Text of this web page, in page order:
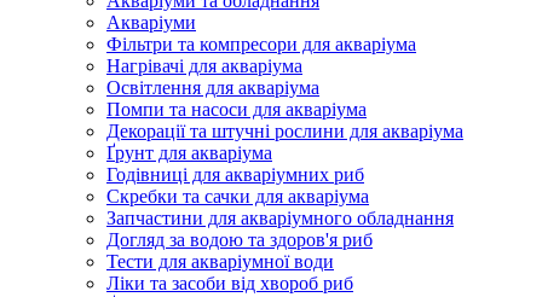
Акваріуми
Фільтри та компресори для акваріума
Нагрівачі для акваріума
Освітлення для акваріума
Помпи та насоси для акваріума
Декорації та штучні рослини для акваріума
Ґрунт для акваріума
Годівниці для акваріумних риб
Скребки та сачки для акваріума
Запчастини для акваріумного обладнання
Догляд за водою та здоров'я риб
Тести для акваріумної води
Ліки та засоби від хвороб риб